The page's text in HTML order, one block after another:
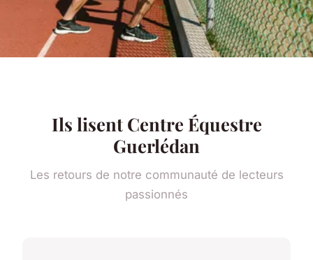
Ils lisent Centre Équestre
Guerlédan
Les retours de notre communauté de lecteurs
passionnés